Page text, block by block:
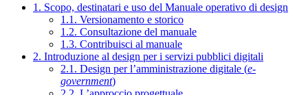
1. Scopo, destinatari e uso del Manuale operativo di design
1.1. Versionamento e storico
1.2. Consultazione del manuale
1.3. Contribuisci al manuale
2. Introduzione al design per i servizi pubblici digitali
2.1. Design per l’amministrazione digitale (e-
government)